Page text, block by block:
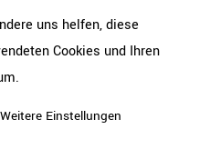
uns helfen, diese
Cookies und Ihren
.
Weitere Einstellungen